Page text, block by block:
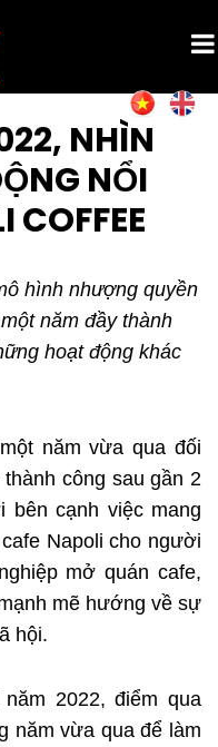
NHÌN
NỔI
COFFEE
hình nhượng quyền
năm đầy thành
hoạt động khác
năm vừa qua đối
công sau gần 2
bên cạnh việc mang
Napoli cho người
mở quán cafe,
mẽ hướng về sự
hội.
2022, điểm qua
năm vừa qua để làm